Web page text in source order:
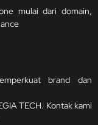
mulai dari domain,
brand dan
TECH. Kontak kami